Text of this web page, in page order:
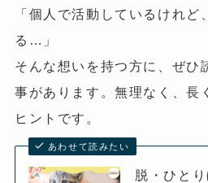
「個人で活動しているけれど
る…」
そんな想いを持つ方に、ぜひ
事があります。無理なく、長
ヒントです。
あわせて読みたい
脱・ひと